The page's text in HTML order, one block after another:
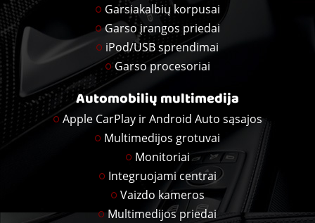
Garsiakalbių korpusai
Garso įrangos priedai
iPod/USB sprendimai
Garso procesoriai
Automobilių multimedija
Apple CarPlay ir Android Auto sąsajos
Multimedijos grotuvai
Monitoriai
Integruojami centrai
Vaizdo kameros
Multimedijos priedai